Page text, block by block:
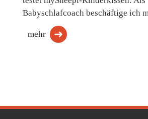
Babyschlafcoach beschäftige ich
mehr